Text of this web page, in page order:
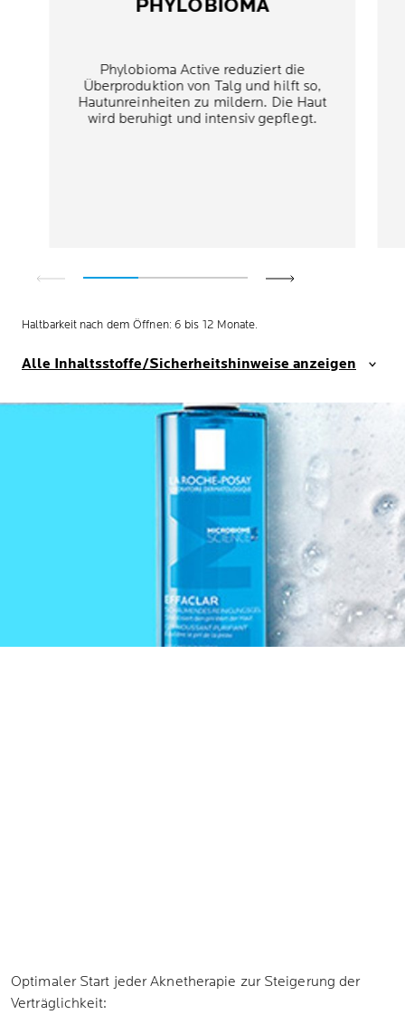
PHYLOBIOMA
Phylobioma Active reduziert die
Überproduktion von Talg und hilft so,
Hautunreinheiten zu mildern. Die Haut
wird beruhigt und intensiv gepflegt.
Haltbarkeit nach dem Öffnen: 6 bis 12 Monate.
Alle Inhaltsstoffe/Sicherheitshinweise anzeigen
Optimaler Start jeder Aknetherapie zur Steigerung der
Verträglichkeit: